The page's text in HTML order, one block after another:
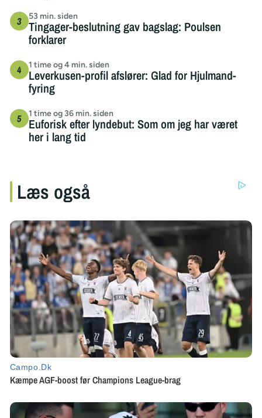
53 min. siden
Tingager-beslutning gav bagslag: Poulsen
forklarer
1 time og 4 min. siden
Leverkusen-profil afslører: Glad for Hjulmand-
fyring
1 time og 36 min. siden
Euforisk efter lyndebut: Som om jeg har været
her i lang tid